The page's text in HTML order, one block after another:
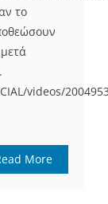
το
videos/
More